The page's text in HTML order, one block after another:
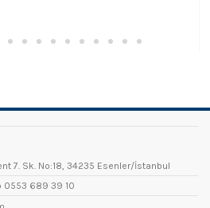
7. Sk. No:18, 34235 Esenler/İstanbul
0553 689 39 10